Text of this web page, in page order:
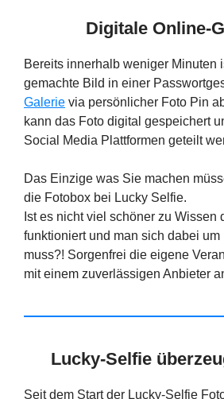
Digitale Online-
Bereits innerhalb weniger Minuten
gemachte Bild in einer
Galerie via persönlicher Foto Pin
kann das Foto digital gespeichert
Social Media Plattformen geteilt
Das Einzige was Sie machen
die Fotobox bei Lucky Selfie.
Ist es nicht viel schöner zu Wissen
funktioniert und man sich dabei um
muss?! Sorgenfrei die eigene
mit einem zuverlässigen Anbieter
Lucky-Selfie
Seit dem Start der Lucky-Selfie